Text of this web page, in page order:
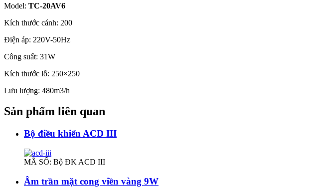
Model: TC-20AV6
Kích thước cánh: 200
Điện áp: 220V-50Hz
Công suất: 31W
Kích thước lỗ: 250×250
Lưu lượng: 480m3/h
Sản phẩm liên quan
Bộ điều khiển ACD III
MÃ SỐ: Bộ ĐK ACD III
Âm trần mặt cong viền vàng 9W